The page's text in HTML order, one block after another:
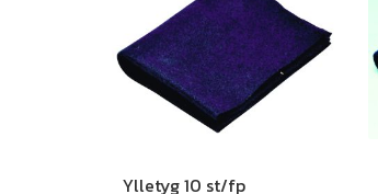
Ylletyg 10 st/fp